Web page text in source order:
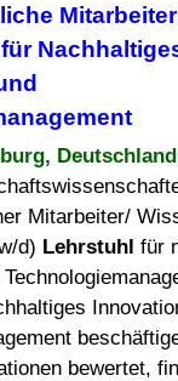
für
Deutschland
Mitarbeiter/
d) Lehrstuhl für
bewertet,